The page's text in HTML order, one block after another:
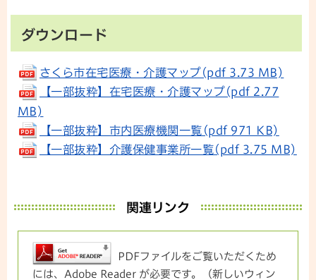
ダウンロード
さくら市在宅医療・介護マップ(pdf 3.73 MB)
【一部抜粋】在宅医療・介護マップ(pdf 2.77
MB)
【一部抜粋】市内医療機関一覧(pdf 971 KB)
【一部抜粋】介護保健事業所一覧(pdf 3.75 MB)
関連リンク
PDFファイルをご覧いただくため
には、Adobe Reader が必要です。（新しいウィン